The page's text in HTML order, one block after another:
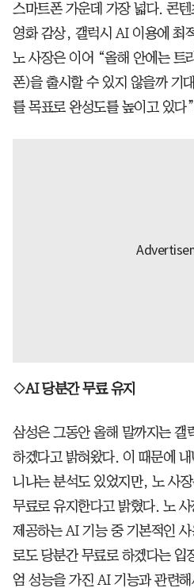
스마트폰 가운데 가장 넓다. 콘
영화 감상, 갤럭시 AI 이용에 최
노 사장은 이어 “올해 안에는 트
폰)을 출시할 수 있지 않을까 기
를 목표로 완성도를 높이고 있다
◇AI 당분간 무료 유지
삼성은 그동안 올해 말까지는 갤
하겠다고 밝혀왔다. 이 때문에
니냐는 분석도 있었지만, 노 사
무료로 유지한다고 밝혔다. 노
제공하는 AI 기능 중 기본적인
로도 당분간 무료로 하겠다는 입
엄 성능을 가진 AI 기능과 관련